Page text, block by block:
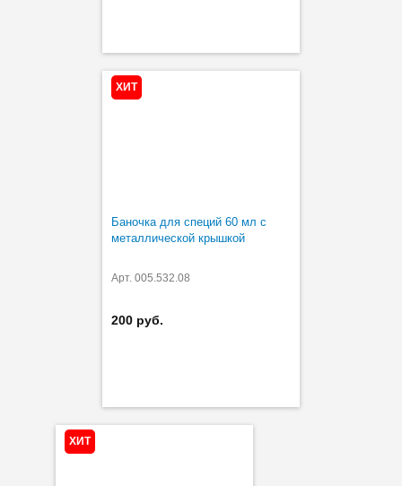
ХИТ
Баночка для специй 60 мл с
металлической крышкой
Арт. 005.532.08
200 руб.
ХИТ